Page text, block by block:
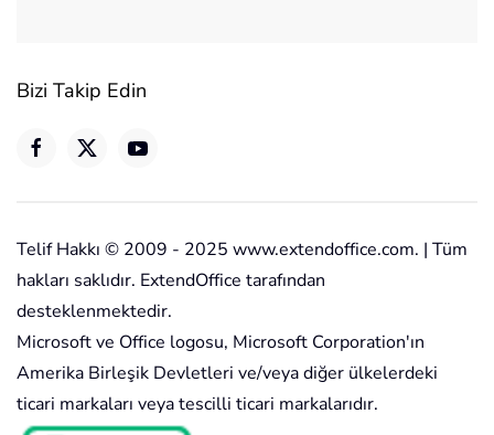
Bizi Takip Edin
Telif Hakkı © 2009 - 2025 www.extendoffice.com. | Tüm
hakları saklıdır. ExtendOffice tarafından
desteklenmektedir.
Microsoft ve Office logosu, Microsoft Corporation'ın
Amerika Birleşik Devletleri ve/veya diğer ülkelerdeki
ticari markaları veya tescilli ticari markalarıdır.